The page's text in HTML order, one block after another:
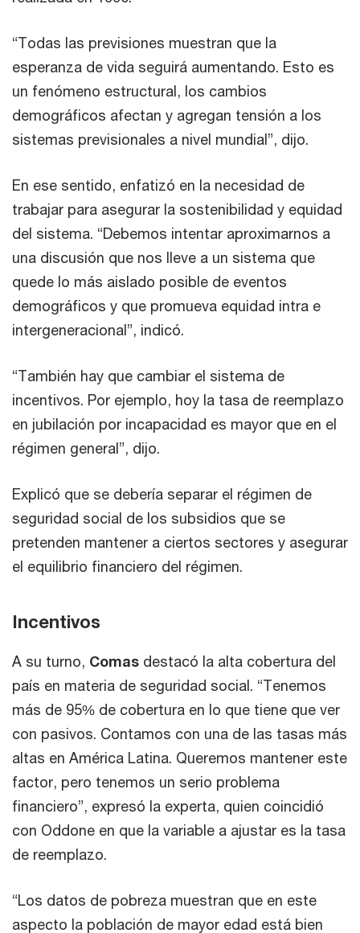
“Todas las previsiones muestran que la
esperanza de vida seguirá aumentando. Esto es
un fenómeno estructural, los cambios
demográficos afectan y agregan tensión a los
sistemas previsionales a nivel mundial”, dijo.
En ese sentido, enfatizó en la necesidad de
trabajar para asegurar la sostenibilidad y equidad
del sistema. “Debemos intentar aproximarnos a
una discusión que nos lleve a un sistema que
quede lo más aislado posible de eventos
demográficos y que promueva equidad intra e
intergeneracional”, indicó.
“También hay que cambiar el sistema de
incentivos. Por ejemplo, hoy la tasa de reemplazo
en jubilación por incapacidad es mayor que en el
régimen general”, dijo.
Explicó que se debería separar el régimen de
seguridad social de los subsidios que se
pretenden mantener a ciertos sectores y asegurar
el equilibrio financiero del régimen.
Incentivos
A su turno, Comas destacó la alta cobertura del
país en materia de seguridad social. “Tenemos
más de 95% de cobertura en lo que tiene que ver
con pasivos. Contamos con una de las tasas más
altas en América Latina. Queremos mantener este
factor, pero tenemos un serio problema
financiero”, expresó la experta, quien coincidió
con Oddone en que la variable a ajustar es la tasa
de reemplazo.
“Los datos de pobreza muestran que en este
aspecto la población de mayor edad está bien